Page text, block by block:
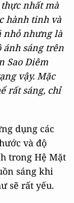
nhất mà
hành tinh và
nhỏ nhưng là
ánh sáng trên
Sao Diêm
vậy. Mặc
rất sáng, chỉ
dụng các
và độ
trong Hệ Mặt
sáng khi
sẽ rất yếu.